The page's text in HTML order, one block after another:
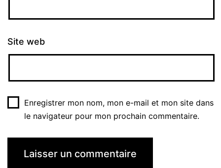
Site web
Enregistrer mon nom, mon e-mail et mon site dans
le navigateur pour mon prochain commentaire.